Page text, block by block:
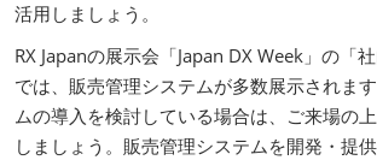
活用しましょう。
RX Japanの展示会「Japan DX Week」の「社
では、販売管理システムが多数展示されま
ムの導入を検討している場合は、ご来場の
しましょう。販売管理システムを開発・提